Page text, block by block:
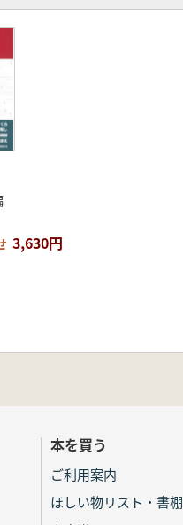
3,630円
本を買う
ご利用案内
ほしい物リスト・書棚